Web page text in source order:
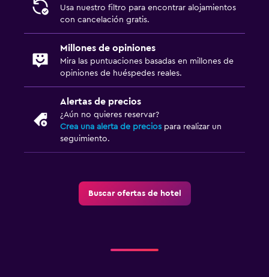
Usa nuestro filtro para encontrar alojamientos
con cancelación gratis.
Millones de opiniones
Mira las puntuaciones basadas en millones de
opiniones de huéspedes reales.
Alertas de precios
¿Aún no quieres reservar?
Crea una alerta de precios para realizar un
seguimiento.
Buscar ofertas de hotel